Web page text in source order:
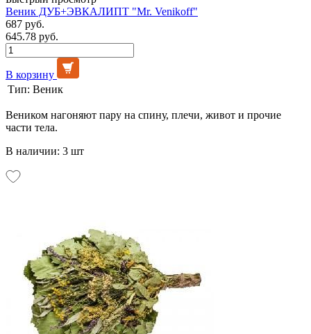
Веник ДУБ+ЭВКАЛИПТ "Mr. Venikoff"
687 руб.
645.78 руб.
В корзину
Тип: Веник
Веником нагоняют пару на спину, плечи, живот и прочие
части тела.
В наличии: 3 шт